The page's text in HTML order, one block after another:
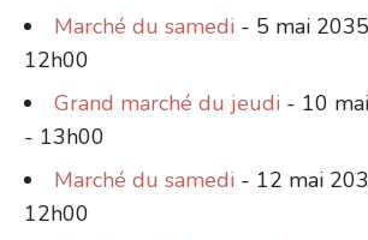
Marché du samedi - 5 mai
12h00
Grand marché du jeudi - 10
- 13h00
Marché du samedi - 12 mai
12h00